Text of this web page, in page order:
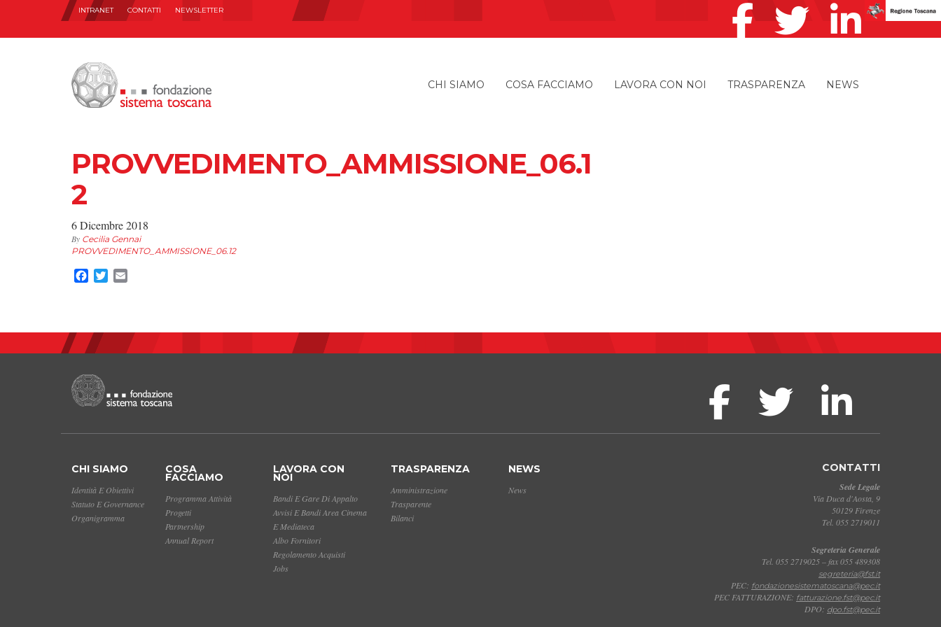
INTRANET CONTATTI NEWSLETTER
CHI SIAMO COSA FACCIAMO LAVORA CON NOI TRASPARENZA NEWS
PROVVEDIMENTO_AMMISSIONE_06.1
2
6 Dicembre 2018
By Cecilia Gennai
PROVVEDIMENTO_AMMISSIONE_06.12
Facebook
Twitter
CHI SIAMO
Identità E Obiettivi
Statuto E Governance
Organigramma
COSA
FACCIAMO
Programma Attività
Progetti
Partnership
Annual Report
LAVORA CON
NOI
Bandi E Gare Di Appalto
Avvisi E Bandi Area Cinema
E Mediateca
Albo Fornitori
Regolamento Acquisti
Jobs
TRASPARENZA
Amministrazione
Trasparente
Bilanci
NEWS
News
CONTATTI
Sede Legale
Via Duca d'Aosta, 9
50129 Firenze
Tel. 055 2719011
Segreteria Generale
Tel. 055 2719025 – fax 055 489308
segreteria@fst.it
PEC: fondazionesistematoscana@pec.it
PEC FATTURAZIONE: fatturazione.fst@pec.it
DPO: dpo.fst@pec.it